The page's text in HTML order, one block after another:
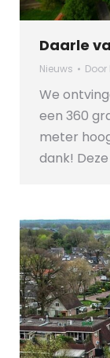
Daarle
Nieuws Door
We
een 360
meter
dank!